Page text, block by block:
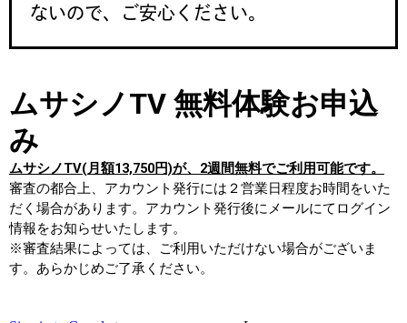
ないので、ご安心ください。